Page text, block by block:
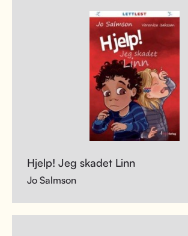
Hjelp! Jeg skadet Linn
Jo Salmson